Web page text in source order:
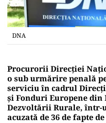
DNA
Procurorii Direcţiei
o sub urmărire penală
serviciu în cadrul
şi Fonduri Europene
Dezvoltării Rurale, într-
acuzată de 36 de fapte